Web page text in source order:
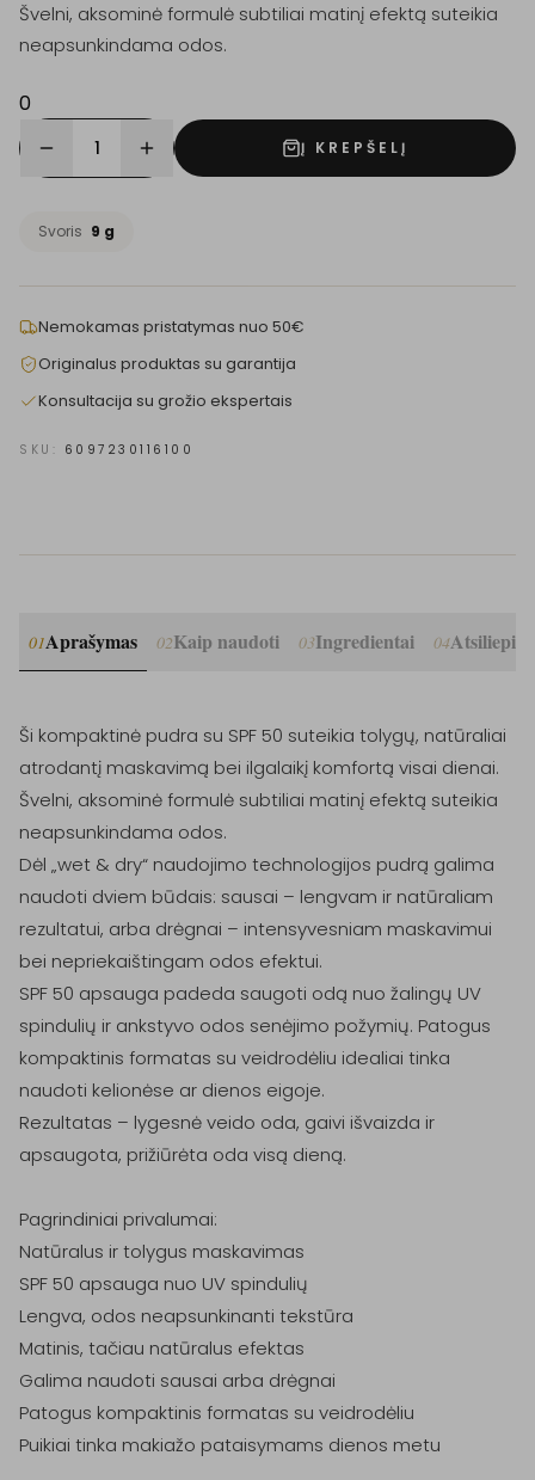
Švelni, aksominė formulė subtiliai matinį efektą suteikia
neapsunkindama odos.
0
1 Į KREPŠELĮ
Svoris 9 g
Nemokamas pristatymas nuo 50€
Originalus produktas su garantija
Konsultacija su grožio ekspertais
SKU: 6097230116100
01Aprašymas 02Kaip naudoti 03Ingredientai 04
Ši kompaktinė pudra su SPF 50 suteikia tolygų, natūraliai
atrodantį maskavimą bei ilgalaikį komfortą visai dienai.
Švelni, aksominė formulė subtiliai matinį efektą suteikia
neapsunkindama odos.
Dėl „wet & dry“ naudojimo technologijos pudrą galima
naudoti dviem būdais: sausai – lengvam ir natūraliam
rezultatui, arba drėgnai – intensyvesniam maskavimui
bei nepriekaištingam odos efektui.
SPF 50 apsauga padeda saugoti odą nuo žalingų UV
spindulių ir ankstyvo odos senėjimo požymių. Patogus
kompaktinis formatas su veidrodėliu idealiai tinka
naudoti kelionėse ar dienos eigoje.
Rezultatas – lygesnė veido oda, gaivi išvaizda ir
apsaugota, prižiūrėta oda visą dieną.
Pagrindiniai privalumai:
Natūralus ir tolygus maskavimas
SPF 50 apsauga nuo UV spindulių
Lengva, odos neapsunkinanti tekstūra
Matinis, tačiau natūralus efektas
Galima naudoti sausai arba drėgnai
Patogus kompaktinis formatas su veidrodėliu